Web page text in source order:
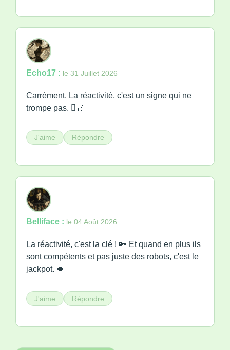
Echo17 : le 31 Juillet 2026
Carrément. La réactivité, c'est un signe qui ne
trompe pas. 🏿‍🦽
J'aime Répondre
Belliface : le 04 Août 2026
La réactivité, c'est la clé ! 🔑 Et quand en plus ils
sont compétents et pas juste des robots, c'est le
jackpot. 🍀
J'aime Répondre